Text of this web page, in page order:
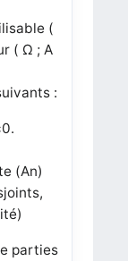
(
( Ω ; A
:
(An)
parties